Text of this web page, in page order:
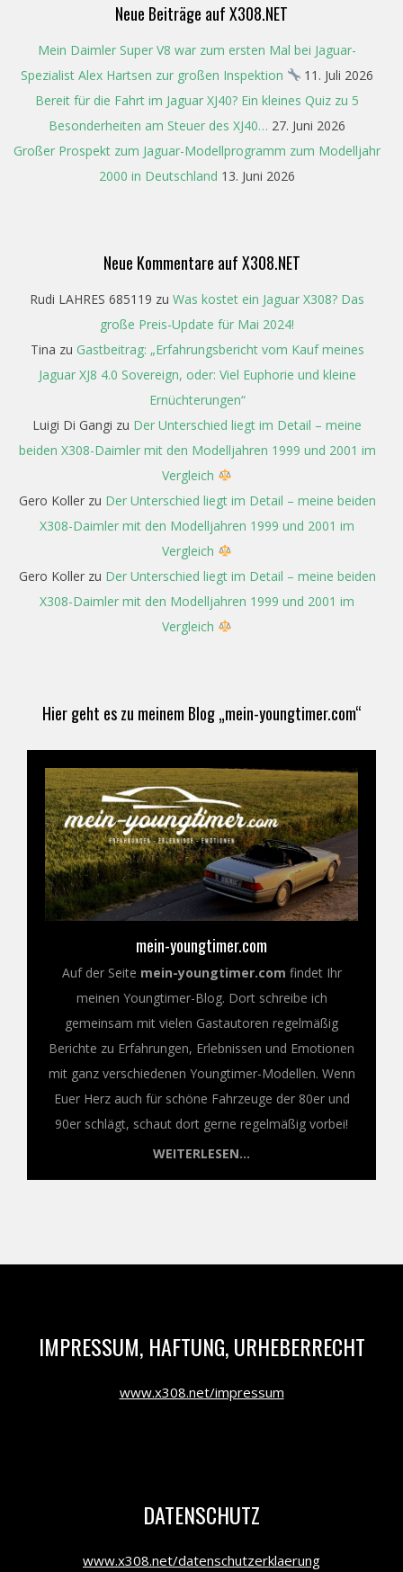
Neue Beiträge auf X308.NET
Mein Daimler Super V8 war zum ersten Mal bei Jaguar-
Spezialist Alex Hartsen zur großen Inspektion
11. Juli 2026
Bereit für die Fahrt im Jaguar XJ40? Ein kleines Quiz zu 5
Besonderheiten am Steuer des XJ40… 27. Juni 2026
Großer Prospekt zum Jaguar-Modellprogramm zum Modelljahr
2000 in Deutschland 13. Juni 2026
Neue Kommentare auf X308.NET
Rudi LAHRES 685119 zu Was kostet ein Jaguar X308? Das
große Preis-Update für Mai 2024!
Tina zu Gastbeitrag: „Erfahrungsbericht vom Kauf meines
Jaguar XJ8 4.0 Sovereign, oder: Viel Euphorie und kleine
Ernüchterungen“
Luigi Di Gangi zu Der Unterschied liegt im Detail – meine
beiden X308-Daimler mit den Modelljahren 1999 und 2001 im
Vergleich
Gero Kollerzu Der Unterschied liegt im Detail – meine beiden
X308-Daimler mit den Modelljahren 1999 und 2001 im
Vergleich
Gero Kollerzu Der Unterschied liegt im Detail – meine beiden
X308-Daimler mit den Modelljahren 1999 und 2001 im
Vergleich
Hier geht es zu meinem Blog „mein-youngtimer.com“
mein-youngtimer.com
Auf der Seite mein-youngtimer.com findet Ihr
meinen Youngtimer-Blog. Dort schreibe ich
gemeinsam mit vielen Gastautoren regelmäßig
Berichte zu Erfahrungen, Erlebnissen und Emotionen
mit ganz verschiedenen Youngtimer-Modellen. Wenn
Euer Herz auch für schöne Fahrzeuge der 80er und
90er schlägt, schaut dort gerne regelmäßig vorbei!
WEITERLESEN...
IMPRESSUM, HAFTUNG, URHEBERRECHT
www.x308.net/impressum
DATENSCHUTZ
www.x308.net/datenschutzerklaerung